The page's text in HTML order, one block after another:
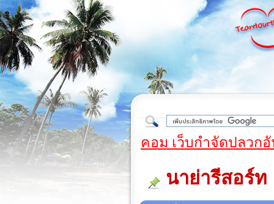
ต้
คอม เว็บกำจัดปลวก
นาย่ารีสอร์ท